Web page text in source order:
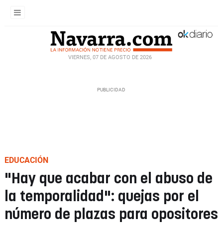
VIERNES, 07 DE AGOSTO DE 2026
EDUCACIÓN
"Hay que acabar con el abuso de
la temporalidad": quejas por el
número de plazas para opositores